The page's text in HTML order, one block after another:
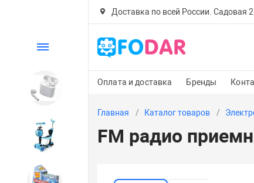
Доставка по всей России. Садовая
Оплата и доставка Бренды
Каталог
Электроника
Детский транспорт
Главная Каталог товаров
FM радио